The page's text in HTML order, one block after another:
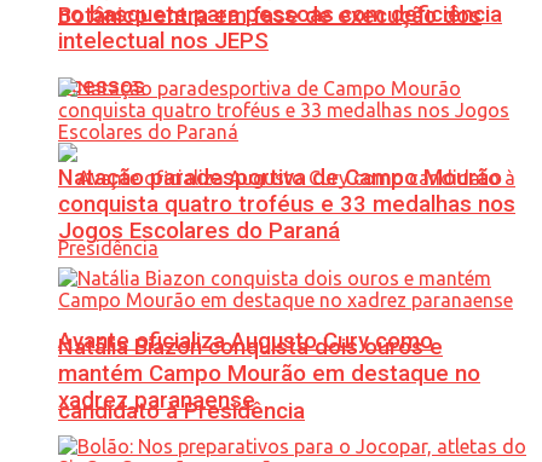
Botânico entra em fase de execução dos
acessos
Avante oficializa Augusto Cury como
candidato à Presidência
no basquete para pessoas com deficiência
intelectual nos JEPS
Natação paradesportiva de Campo Mourão
conquista quatro troféus e 33 medalhas nos
Jogos Escolares do Paraná
Natália Biazon conquista dois ouros e
mantém Campo Mourão em destaque no
xadrez paranaense